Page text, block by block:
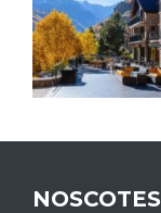
NOSCOTES